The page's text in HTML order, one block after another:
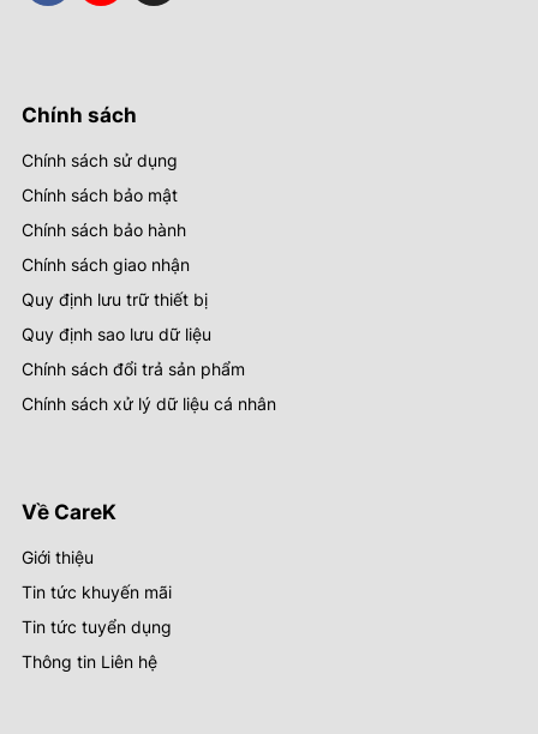
bạn.
✔ Dịch vụ thay thế
✔
Dịch vụ sửa
✔ Bảo hành
✔ Linh kiện thay thế
✔ Thông tin liên hệ
Chính sách
Chính sách sử dụng
Chính sách bảo mật
Chính sách bảo hành
Chính sách giao nhận
Quy định lưu trữ thiết bị
Quy định sao lưu dữ liệu
Chính sách đổi trả sản phẩm
Chính sách xử lý dữ liệu cá nhân
Về CareK
Giới thiệu
Tin tức khuyến mãi
Tin tức tuyển dụng
Thông tin Liên hệ